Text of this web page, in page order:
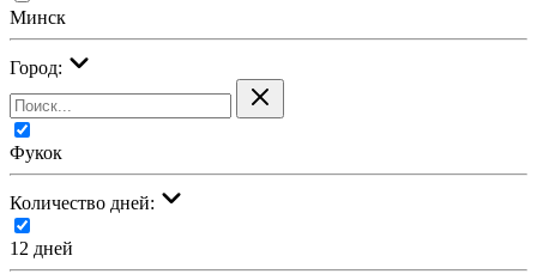
Минск
Город:
Фукок
Количество дней:
12 дней